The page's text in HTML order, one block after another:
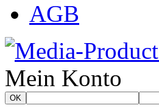
AGB
Mein Konto
OK